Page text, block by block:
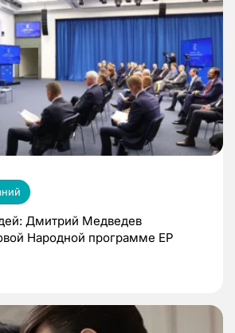
Дмитрий Медведев
Народной программе ЕР